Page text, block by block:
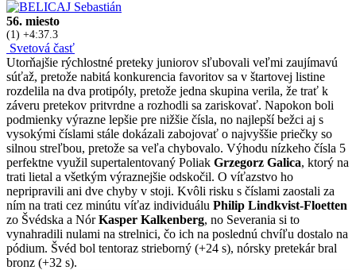
56. miesto
(1) +4:37.3
Svetová časť
Utorňajšie rýchlostné preteky juniorov sľubovali veľmi zaujímavú
súťaž, pretože nabitá konkurencia favoritov sa v štartovej listine
rozdelila na dva protipóly, pretože jedna skupina verila, že trať k
záveru pretekov pritvrdne a rozhodli sa zariskovať. Napokon boli
podmienky výrazne lepšie pre nižšie čísla, no najlepší bežci aj s
vysokými číslami stále dokázali zabojovať o najvyššie priečky so
silnou streľbou, pretože sa veľa chybovalo. Výhodu nízkeho čísla 5
perfektne využil supertalentovaný Poliak Grzegorz Galica, ktorý na
trati lietal a všetkým výraznejšie odskočil. O víťazstvo ho
nepripravili ani dve chyby v stoji. Kvôli risku s číslami zaostali za
ním na trati cez minútu víťaz individuálu Philip Lindkvist-Floetten
zo Švédska a NórKasper Kalkenberg, no Severania si to
vynahradili nulami na strelnici, čo ich na poslednú chvíľu dostalo na
pódium. Švéd bol tentoraz strieborný (+24 s), nórsky pretekár bral
bronz (+32 s).